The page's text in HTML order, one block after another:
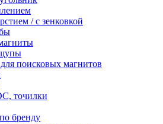
/ с зенковкой
поисковых магнитов
точилки
бренду